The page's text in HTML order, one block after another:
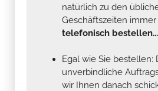
natürlich zu den
Geschäftszeiten immer
telefonisch bestellen...
Egal wie Sie bestellen:
unverbindliche
wir Ihnen danach